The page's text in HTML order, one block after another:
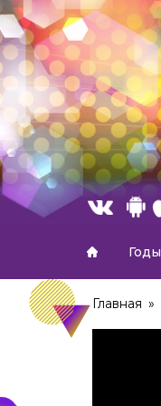
Годы
Главная »